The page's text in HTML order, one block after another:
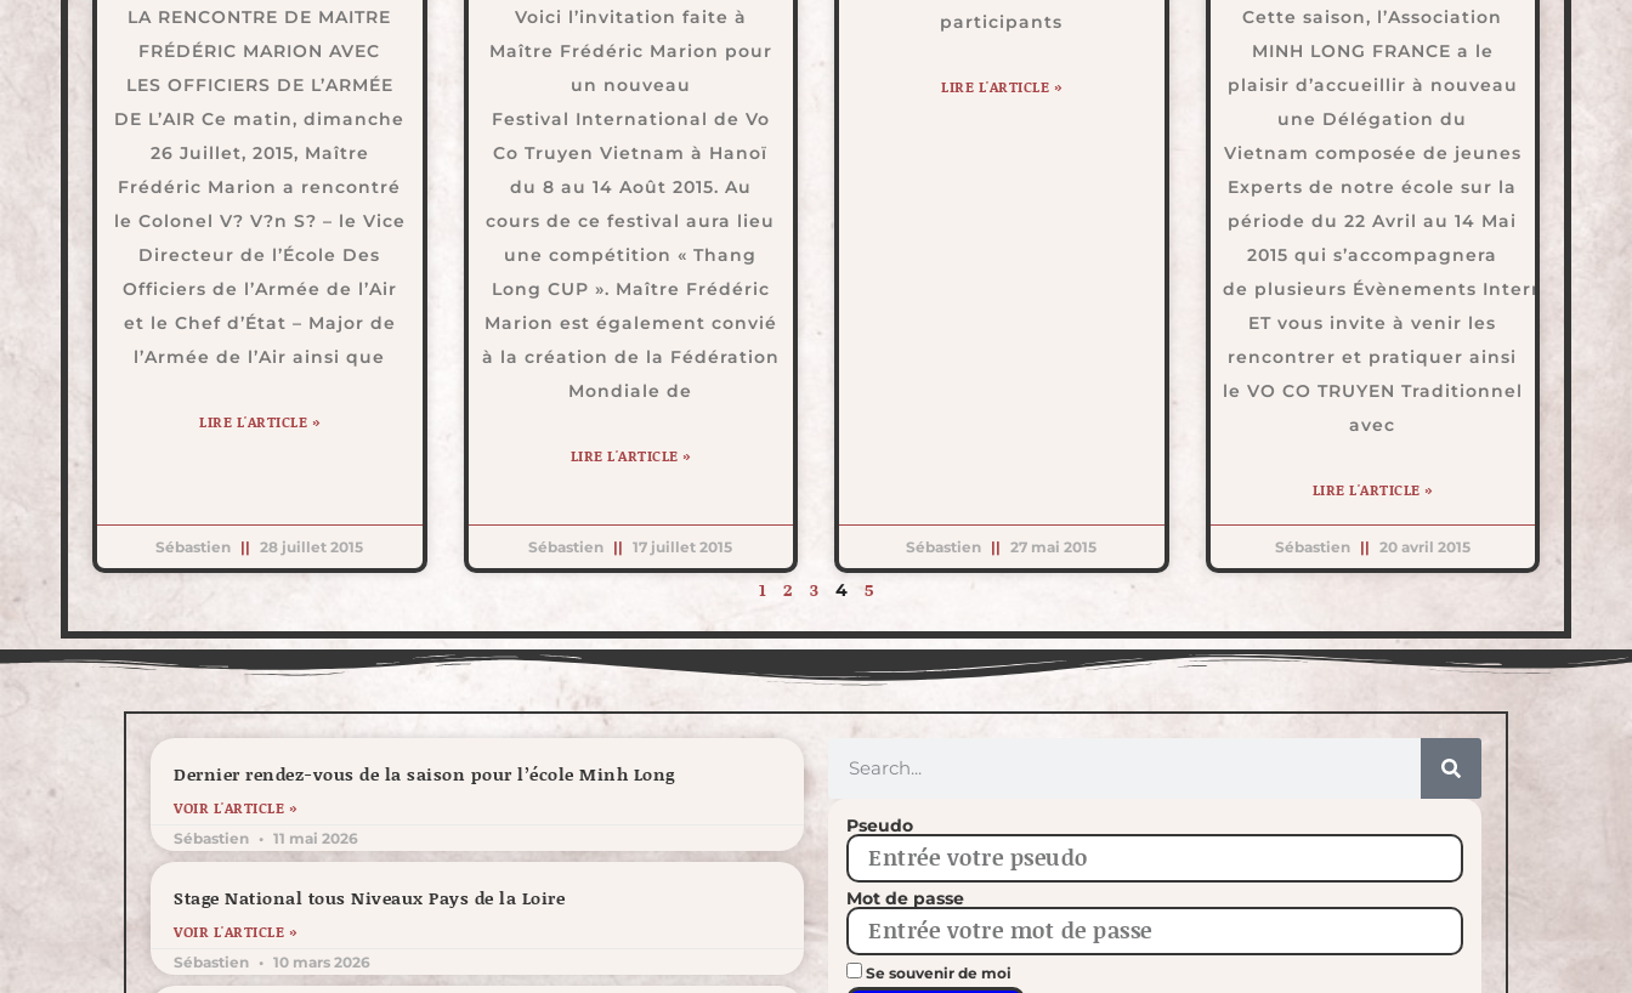
LA RENCONTRE DE MAITRE
FRÉDÉRIC MARION AVEC
LES OFFICIERS DE L’ARMÉE
DE L’AIR Ce matin, dimanche
26 Juillet, 2015, Maître
Frédéric Marion a rencontré
le Colonel V? V?n S? – le Vice
Directeur de l’École Des
Officiers de l’Armée de l’Air
et le Chef d’État – Major de
l’Armée de l’Air ainsi que
LIRE L'ARTICLE »
Sébastien 28 juillet 2015
Voici l’invitation faite à
Maître Frédéric Marion pour
un nouveau
Festival International de Vo
Co Truyen Vietnam à Hanoï
du 8 au 14 Août 2015. Au
cours de ce festival aura lieu
une compétition « Thang
Long CUP ». Maître Frédéric
Marion est également convié
à la création de la Fédération
Mondiale de
LIRE L'ARTICLE »
Sébastien 17 juillet 2015
participants
LIRE L'ARTICLE »
Sébastien 27 mai 2015
Cette saison, l’Association
MINH LONG FRANCE a le
plaisir d’accueillir à nouveau
une Délégation du
Vietnam composée de jeunes
Experts de notre école sur la
période du 22 Avril au 14 Mai
2015 qui s’accompagnera
de plusieurs Évènements Internationaux
ET vous invite à venir les
rencontrer et pratiquer ainsi
le VO CO TRUYEN Traditionnel
avec
LIRE L'ARTICLE »
Sébastien 20 avril 2015
1 2 3 4 5
Dernier rendez-vous de la saison pour l’école Minh Long
VOIR L'ARTICLE »
Sébastien 11 mai 2026
Stage National tous Niveaux Pays de la Loire
VOIR L'ARTICLE »
Sébastien 10 mars 2026
Pseudo
Mot de passe
Se souvenir de moi